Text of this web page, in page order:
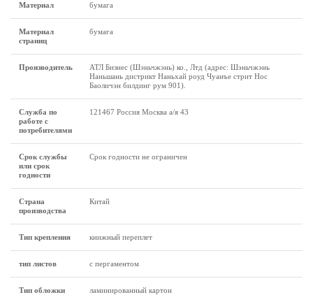
Материал бумага
Материал
страниц
бумага
Производитель
АТЛ Бизнес (Шэньчжэнь) ко., Лтд (адрес: Шэньчжэнь
Наньшань дистрикт Наньхай роуд Чуанъе стрит Нос
Баоличэн билдинг рум 901).
Служба по
работе с
потребителями
121467 Россия Москва а/я 43
Срок службы
или срок
годности
Срок годности не ограничен
Страна
производства
Китай
Тип крепления книжный переплет
тип листов с пергаментом
Тип обложки ламинированный картон